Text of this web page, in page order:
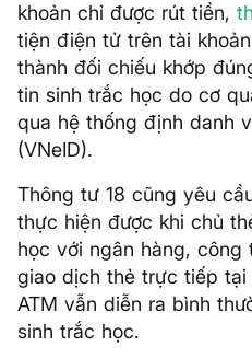
khoản chỉ được rút tiền,
tiện điện tử trên tài
thành đối chiếu khớp
tin sinh trắc học do cơ
qua hệ thống định danh
(VNeID).
Thông tư 18 cũng yêu
thực hiện được khi chủ
học với ngân hàng, công
giao dịch thẻ trực tiếp tại
ATM vẫn diễn ra bình
sinh trắc học.